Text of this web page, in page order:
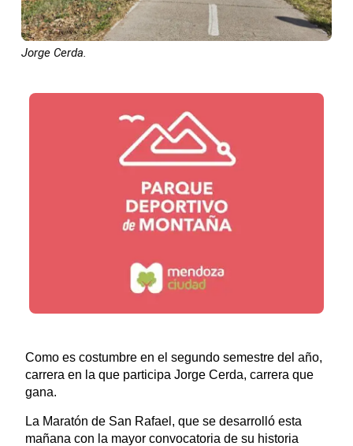
Jorge Cerda.
Como es costumbre en el segundo semestre del año,
carrera en la que participa Jorge Cerda, carrera que
gana.
La Maratón de San Rafael, que se desarrolló esta
mañana con la mayor convocatoria de su historia